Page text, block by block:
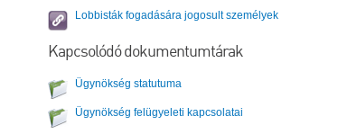
Lobbisták fogadására jogosult személyek
Kapcsolódó dokumentumtárak
Ügynökség statutuma
Ügynökség felügyeleti kapcsolatai